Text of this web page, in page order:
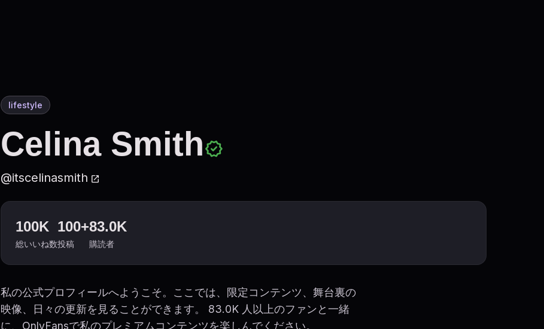
lifestyle
Celina Smithverified
@itscelinasmith open_in_new
100K
総いいね数
100+
投稿
83.0K
購読者
私の公式プロフィールへようこそ。ここでは、限定コンテンツ、舞台裏の
映像、日々の更新を見ることができます。 83.0K 人以上のファンと一緒
に、OnlyFansで私のプレミアムコンテンツを楽しんでください。